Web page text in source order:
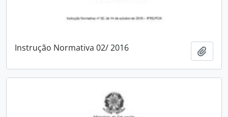
Instrução Normativa 02/ 2016